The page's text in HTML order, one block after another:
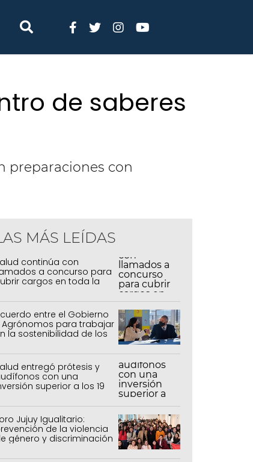
de saberes
preparaciones con
MÁS LEÍDAS
continúa con
a concurso para
cargos en toda la
entre el Gobierno
Agrónomos para trabajar
la sostenibilidad de los
pecuarios y
entregó prótesis y
con una
superior a los 19
millones de pesos
Jujuy Igualitario:
de la violencia
género y discriminación